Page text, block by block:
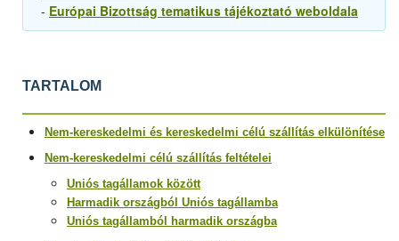
- Európai Bizottság tematikus tájékoztató weboldala
TARTALOM
Nem-kereskedelmi és kereskedelmi célú szállítás elkülönítése
Nem-kereskedelmi célú szállítás feltételei
Uniós tagállamok között
Harmadik országból Uniós tagállamba
Uniós tagállamból harmadik országba